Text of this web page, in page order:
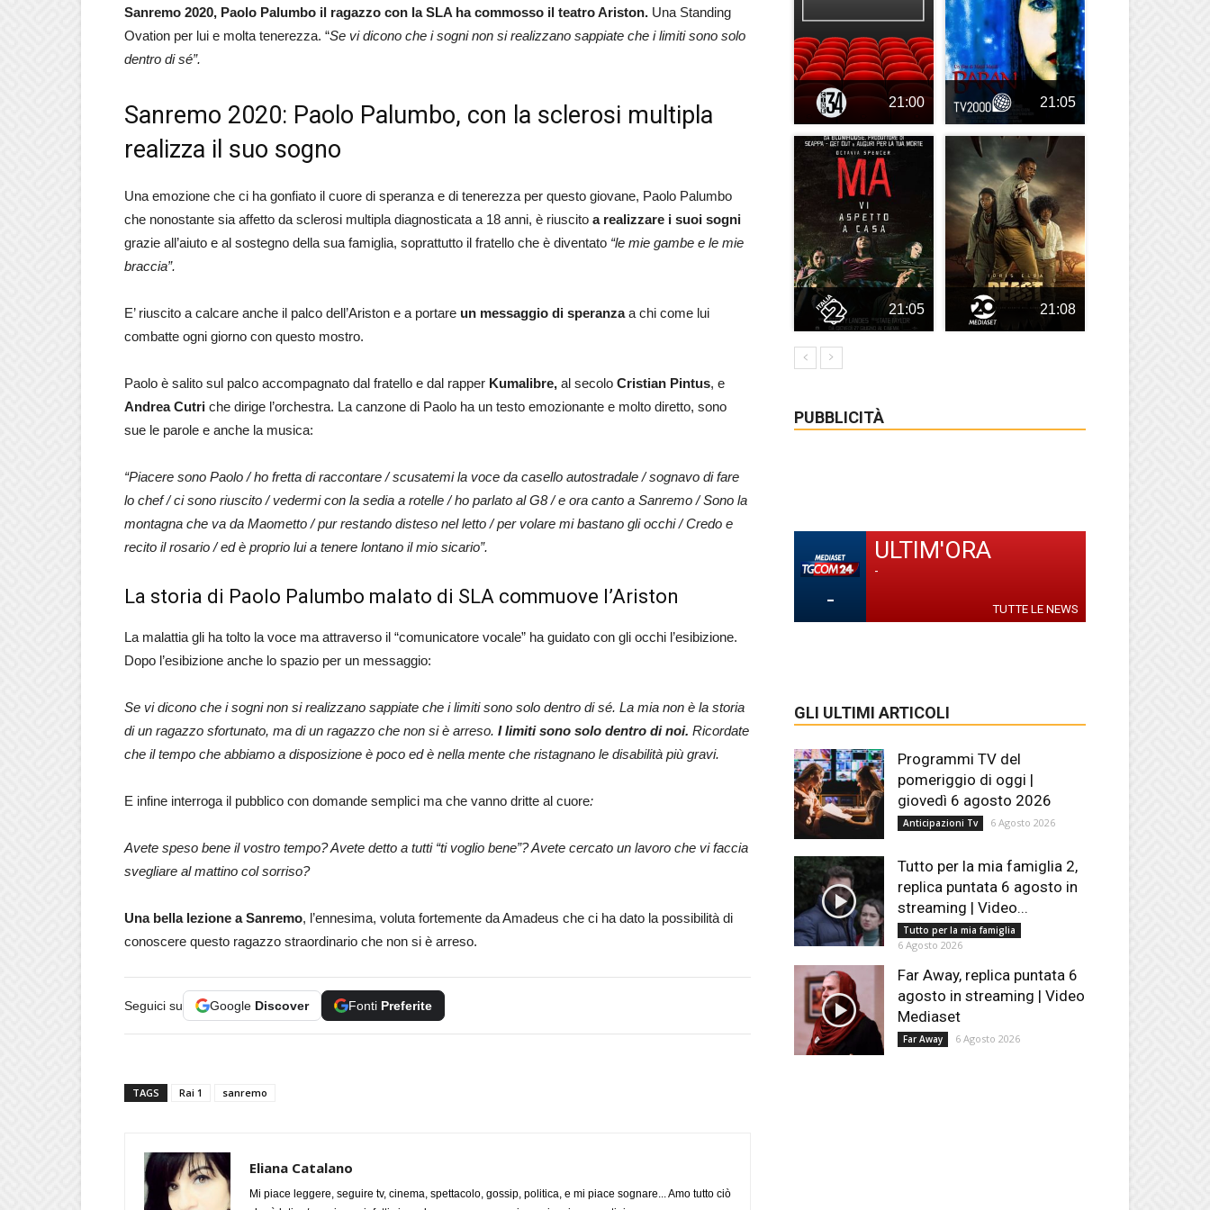
Sanremo 2020, Paolo Palumbo il ragazzo con la SLA ha commosso il teatro Ariston. Una Standing
Ovation per lui e molta tenerezza. “Se vi dicono che i sogni non si realizzano sappiate che i limiti sono solo
dentro di sé”.
Sanremo 2020: Paolo Palumbo, con la sclerosi multipla
realizza il suo sogno
Una emozione che ci ha gonfiato il cuore di speranza e di tenerezza per questo giovane, Paolo Palumbo
che nonostante sia affetto da sclerosi multipla diagnosticata a 18 anni, è riuscito a realizzare i suoi sogni
grazie all’aiuto e al sostegno della sua famiglia, soprattutto il fratello che è diventato “le mie gambe e le mie
braccia”.
E’ riuscito a calcare anche il palco dell’Ariston e a portare un messaggio di speranzaa chi come lui
combatte ogni giorno con questo mostro.
Paolo è salito sul palco accompagnato dal fratello e dal rapper Kumalibre, al secolo Cristian Pintus, e
Andrea Cutri che dirige l’orchestra. La canzone di Paolo ha un testo emozionante e molto diretto, sono
sue le parole e anche la musica:
“Piacere sono Paolo / ho fretta di raccontare / scusatemi la voce da casello autostradale / sognavo di fare
lo chef / ci sono riuscito / vedermi con la sedia a rotelle / ho parlato al G8 / e ora canto a Sanremo / Sono la
montagna che va da Maometto / pur restando disteso nel letto / per volare mi bastano gli occhi / Credo e
recito il rosario / ed è proprio lui a tenere lontano il mio sicario”.
La storia di Paolo Palumbo malato di SLA commuove l’Ariston
La malattia gli ha tolto la voce ma attraverso il “comunicatore vocale” ha guidato con gli occhi l’esibizione.
Dopo l’esibizione anche lo spazio per un messaggio:
Se vi dicono che i sogni non si realizzano sappiate che i limiti sono solo dentro di sé. La mia non è la storia
di un ragazzo sfortunato, ma di un ragazzo che non si è arreso. I limiti sono solo dentro di noi. Ricordate
che il tempo che abbiamo a disposizione è poco ed è nella mente che ristagnano le disabilità più gravi.
E infine interroga il pubblico con domande semplici ma che vanno dritte al cuore:
Avete speso bene il vostro tempo? Avete detto a tutti “ti voglio bene”? Avete cercato un lavoro che vi faccia
svegliare al mattino col sorriso?
Una bella lezione a Sanremo, l’ennesima, voluta fortemente da Amadeus che ci ha dato la possibilità di
conoscere questo ragazzo straordinario che non si è arreso.
Seguici su Google Discover Fonti Preferite
TAGS Rai 1 sanremo
Eliana Catalano
Mi piace leggere, seguire tv, cinema, spettacolo, gossip, politica, e mi piace sognare... Amo tutto ciò
21:00 21:05
21:05 21:08
PUBBLICITÀ
-
ULTIM'ORA
-
TUTTE LE NEWS
GLI ULTIMI ARTICOLI
Programmi TV del
pomeriggio di oggi |
giovedì 6 agosto 2026
Anticipazioni Tv 6 Agosto 2026
Tutto per la mia famiglia 2,
replica puntata 6 agosto in
streaming | Video...
Tutto per la mia famiglia
6 Agosto 2026
Far Away, replica puntata 6
agosto in streaming | Video
Mediaset
Far Away 6 Agosto 2026